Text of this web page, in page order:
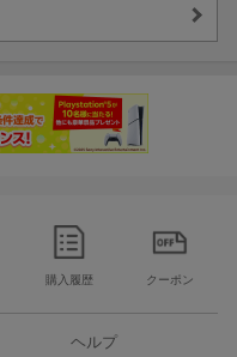
カルパレード・ドリーム
購入履歴 クーポン
ヘルプ